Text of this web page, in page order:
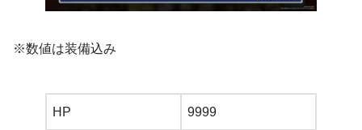
※数値は装備込み
HP 9999